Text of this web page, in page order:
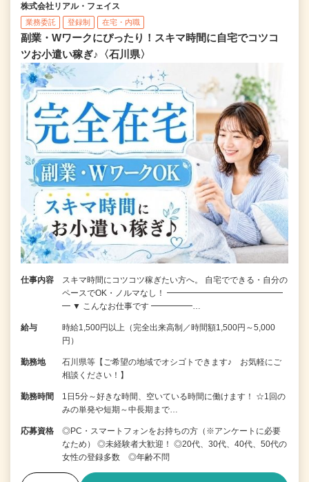
株式会社リアル・フェイス
業務委託 登録制 在宅・内職
副業・Wワークにぴったり！スキマ時間に自宅でコツコ
ツお小遣い稼ぎ♪〈石川県〉
仕事内容
スキマ時間にコツコツ稼ぎたい方へ。 自宅でできる・自分の
ペースでOK・ノルマなし！ ━━━━━━━━━━━━━━
━ ▼ こんなお仕事です ━━━━━…
給与
時給1,500円以上（完全出来高制／時間額1,500円～5,000
円）
勤務地
石川県等【ご希望の地域でオシゴトできます♪ お気軽にご
相談ください！】
勤務時間
1日5分～好きな時間、空いている時間に働けます！ ☆1回の
みの単発や短期～中長期まで…
応募資格
◎PC・スマートフォンをお持ちの方（※アンケートに必要
なため） ◎未経験者大歓迎！ ◎20代、30代、40代、50代の
女性の登録多数 ◎年齢不問